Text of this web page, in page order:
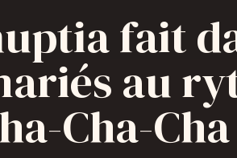
fait
au
Cha-Cha